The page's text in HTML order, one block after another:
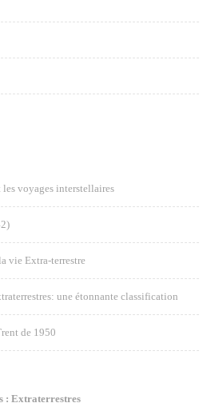
voyages interstellaires
vie Extra-terrestre
une étonnante classification
de 1950
: Extraterrestres